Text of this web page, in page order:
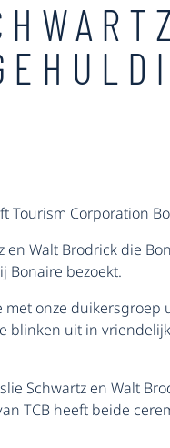
Tourism Corporation
en Walt Brodrick die
Bonaire bezoekt.
met onze
blinken uit in
Schwartz en Walt
TCB heeft beide